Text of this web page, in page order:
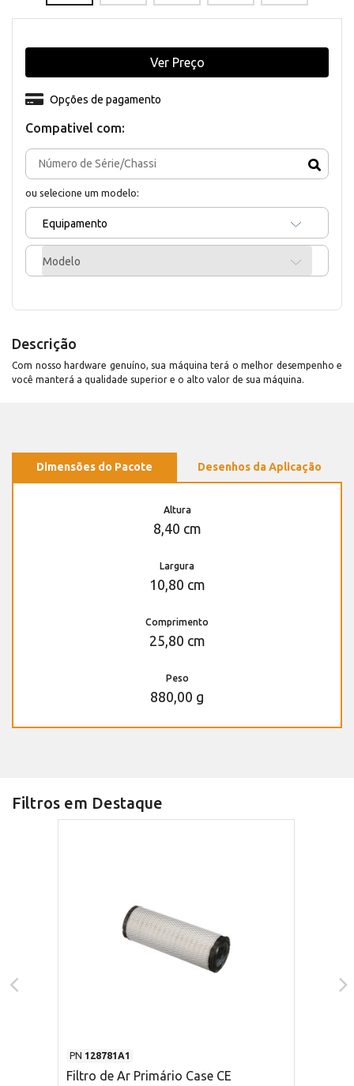
Compativel com:
ou selecione um modelo:
Equipamento
Modelo
Opções de pagamento
Ver Preço
Descrição
Com nosso hardware genuíno, sua máquina terá o melhor desempenho e
você manterá a qualidade superior e o alto valor de sua máquina.
Dimensões do Pacote Desenhos da Aplicação
Altura
8,40 cm
Largura
10,80 cm
Comprimento
25,80 cm
Peso
880,00 g
Filtros em Destaque
PN 128781A1
Filtro de Ar Primário Case CE